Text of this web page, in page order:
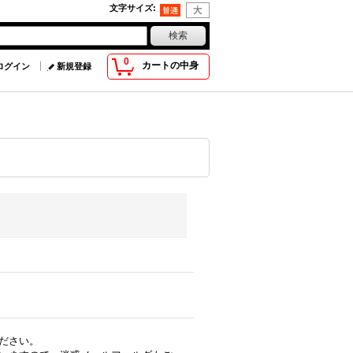
文字サイズ:
0 カートの中身
グイン 新規登録
さい。